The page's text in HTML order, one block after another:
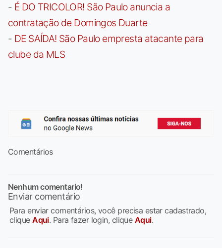
- É DO TRICOLOR! São Paulo anuncia a
contratação de Domingos Duarte
- DE SAÍDA! São Paulo empresta atacante para
clube da MLS
Comentários
Nenhum comentario!
Enviar comentário
Para enviar comentários, você precisa estar cadastrado,
cliqueAqui. Para fazer login, clique Aqui.